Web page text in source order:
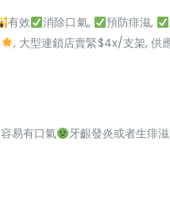
有效 消除口氣, 預防痱滋,
, 大型連鎖店賣緊$4x/支架, 供
容易有口氣
牙齦發炎或者生痱滋